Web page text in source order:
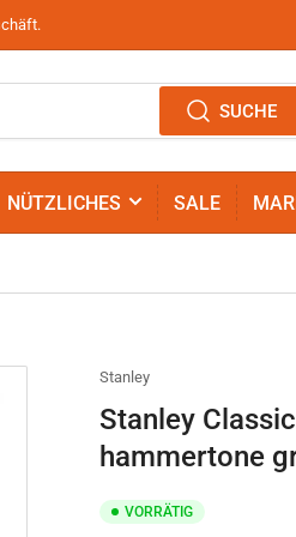
SUCHE
NÜTZLICHES SALE
Stanley
Stanley
hammertone
VORRÄTIG